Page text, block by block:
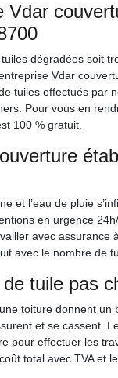
Vdar
dégradées soit
Vdar
tuiles effectués par
Pour vous en
100 % gratuit.
et l’eau de pluie
en urgence
avec assurance
avec le nombre de
tuile pas
toiture donnent
et se cassent.
pour effectuer les
total avec TVA et